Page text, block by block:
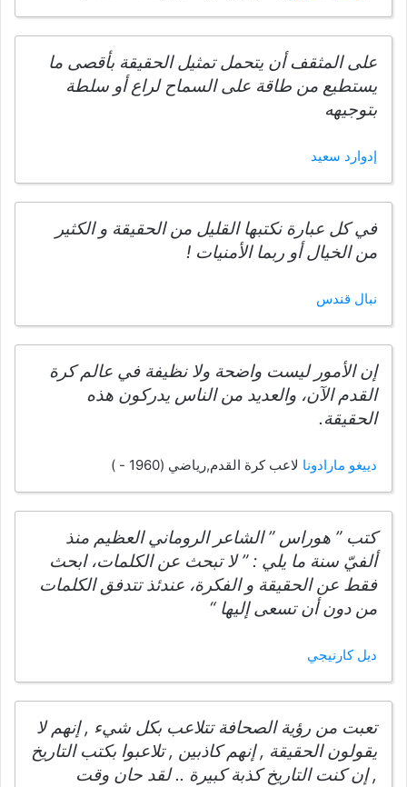
على المثقف أن يتحمل تمثيل الحقيقة بأقصى ما
يستطيع من طاقة على السماح لراع أو سلطة
بتوجيهه
إدوارد سعيد
في كل عبارة نكتبها القليل من الحقيقة و الكثير
من الخيال أو ربما الأمنيات !
نبال قندس
إن الأمور ليست واضحة ولا نظيفة في عالم كرة
القدم الآن، والعديد من الناس يدركون هذه
الحقيقة.
دييغو مارادونا لاعب كرة القدم,رياضي (1960 - )
كتب ” هوراس ” الشاعر الروماني العظيم منذ
ألفيّ سنة ما يلي : ” لا تبحث عن الكلمات، ابحث
فقط عن الحقيقة و الفكرة، عندئذ تتدفق الكلمات
من دون أن تسعى إليها “
ديل كارنيجي
تعبت من رؤية الصحافة تتلاعب بكل شيء , إنهم لا
يقولون الحقيقة , إنهم كاذبين , تلاعبوا بكتب التاريخ
, إن كنت التاريخ كذبة كبيرة .. لقد حان وقت